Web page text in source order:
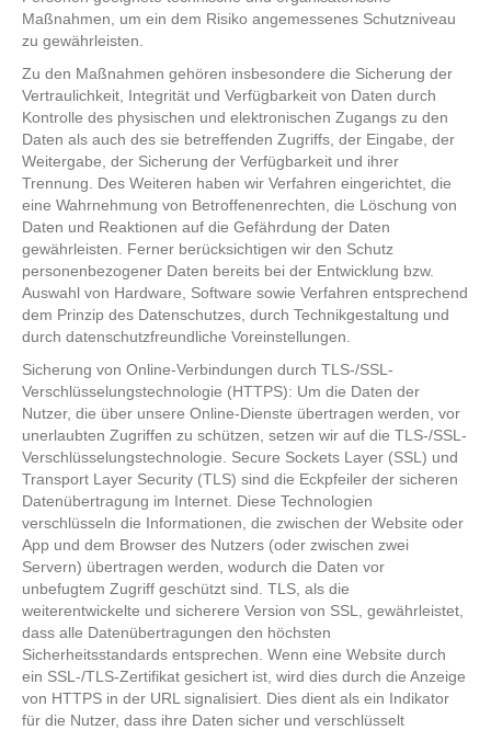
Maßnahmen, um ein dem Risiko angemessenes Schutzniveau
zu gewährleisten.
Zu den Maßnahmen gehören insbesondere die Sicherung der
Vertraulichkeit, Integrität und Verfügbarkeit von Daten durch
Kontrolle des physischen und elektronischen Zugangs zu den
Daten als auch des sie betreffenden Zugriffs, der Eingabe, der
Weitergabe, der Sicherung der Verfügbarkeit und ihrer
Trennung. Des Weiteren haben wir Verfahren eingerichtet, die
eine Wahrnehmung von Betroffenenrechten, die Löschung von
Daten und Reaktionen auf die Gefährdung der Daten
gewährleisten. Ferner berücksichtigen wir den Schutz
personenbezogener Daten bereits bei der Entwicklung bzw.
Auswahl von Hardware, Software sowie Verfahren entsprechend
dem Prinzip des Datenschutzes, durch Technikgestaltung und
durch datenschutzfreundliche Voreinstellungen.
Sicherung von Online-Verbindungen durch TLS-/SSL-
Verschlüsselungstechnologie (HTTPS): Um die Daten der
Nutzer, die über unsere Online-Dienste übertragen werden, vor
unerlaubten Zugriffen zu schützen, setzen wir auf die TLS-/SSL-
Verschlüsselungstechnologie. Secure Sockets Layer (SSL) und
Transport Layer Security (TLS) sind die Eckpfeiler der sicheren
Datenübertragung im Internet. Diese Technologien
verschlüsseln die Informationen, die zwischen der Website oder
App und dem Browser des Nutzers (oder zwischen zwei
Servern) übertragen werden, wodurch die Daten vor
unbefugtem Zugriff geschützt sind. TLS, als die
weiterentwickelte und sicherere Version von SSL, gewährleistet,
dass alle Datenübertragungen den höchsten
Sicherheitsstandards entsprechen. Wenn eine Website durch
ein SSL-/TLS-Zertifikat gesichert ist, wird dies durch die Anzeige
von HTTPS in der URL signalisiert. Dies dient als ein Indikator
für die Nutzer, dass ihre Daten sicher und verschlüsselt